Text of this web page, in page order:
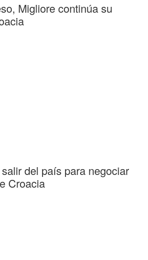
Migliore continúa su
del país para negociar
Croacia